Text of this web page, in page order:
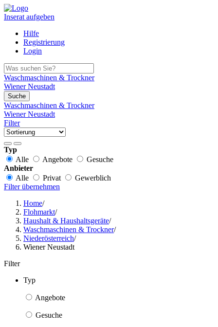
Inserat aufgeben
Hilfe
Registrierung
Login
Waschmaschinen & Trockner
Wiener Neustadt
Suche
Waschmaschinen & Trockner
Wiener Neustadt
Filter
Typ
Alle
Angebote
Gesuche
Anbieter
Alle
Privat
Gewerblich
Filter übernehmen
Home/
Flohmarkt/
Haushalt & Haushaltsgeräte/
Waschmaschinen & Trockner/
Niederösterreich/
Wiener Neustadt
Filter
Typ
Angebote
Gesuche